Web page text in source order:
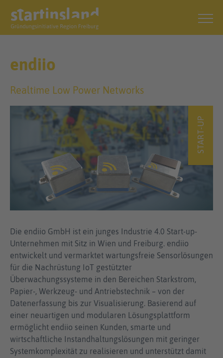
endiio
Realtime Low Power Networks
START-UP
Die endiio GmbH ist ein junges Industrie 4.0 Start-up-
Unternehmen mit Sitz in Wien und Freiburg. endiio
entwickelt und vermarktet wartungsfreie Sensorlösungen
für die Nachrüstung IoT gestützter
Überwachungssysteme in den Bereichen Starkstrom,
Papier-, Werkzeug- und Antriebstechnik – von der
Datenerfassung bis zur Visualisierung. Basierend auf
einer neuartigen und modularen Lösungsplattform
ermöglicht endiio seinen Kunden, smarte und
wirtschaftliche Instandhaltungslösungen mit geringer
Systemkomplexität zu realisieren und unterstützt damit